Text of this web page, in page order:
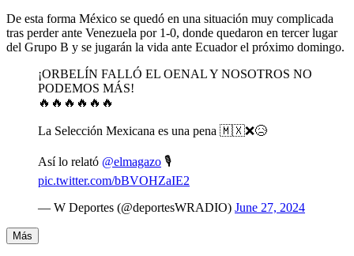
De esta forma México se quedó en una situación muy complicada
tras perder ante Venezuela por 1-0, donde quedaron en tercer lugar
del Grupo B y se jugarán la vida ante Ecuador el próximo domingo.
¡ORBELÍN FALLÓ EL OENAL Y NOSOTROS NO
PODEMOS MÁS!
🔥🔥🔥🔥🔥🔥
La Selección Mexicana es una pena 🇲🇽❌😥
Así lo relató @elmagazo 🎙️
pic.twitter.com/bBVOHZaIE2
— W Deportes (@deportesWRADIO) June 27, 2024
Más